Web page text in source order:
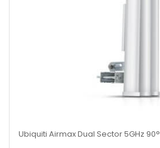
Ubiquiti Airmax Dual Sector 5GHz